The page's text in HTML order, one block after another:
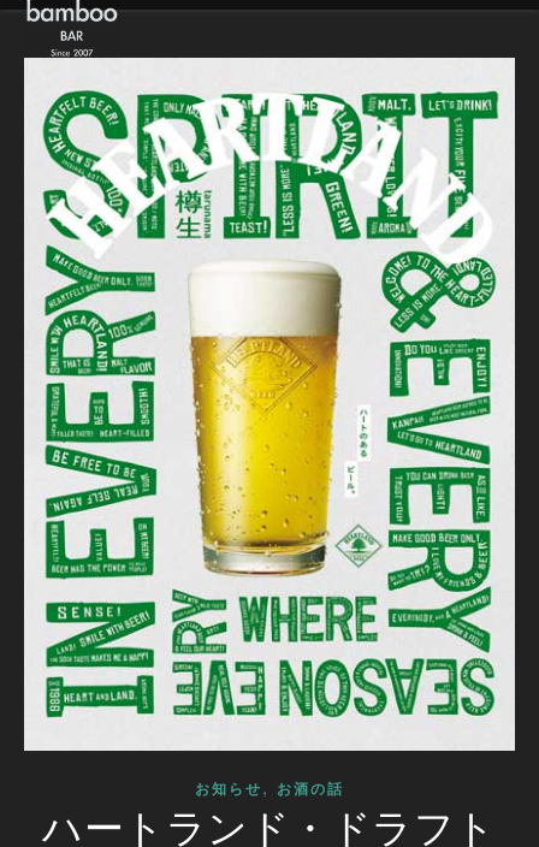
お知らせ, お酒の話
ハートランド・ドラフト